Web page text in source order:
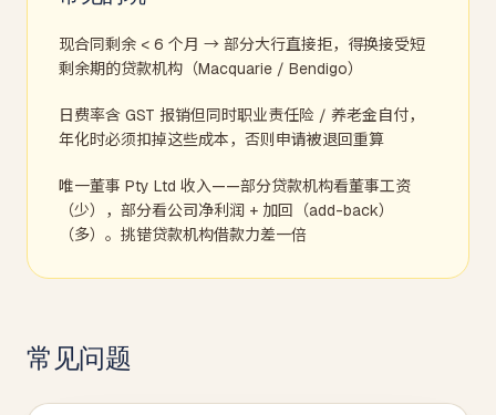
现合同剩余 < 6 个月 → 部分大行直接拒，得换接受短
剩余期的贷款机构（Macquarie / Bendigo）
日费率含 GST 报销但同时职业责任险 / 养老金自付，
年化时必须扣掉这些成本，否则申请被退回重算
唯一董事 Pty Ltd 收入——部分贷款机构看董事工资
（少），部分看公司净利润 + 加回（add-back）
（多）。挑错贷款机构借款力差一倍
常见问题